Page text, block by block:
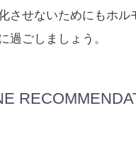
させないためにもホル
過ごしましょう。